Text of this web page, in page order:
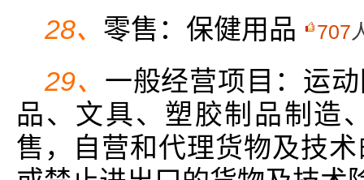
28、 零售：保健用品 707
29、 一般经营项目：运
品、文具、塑胶制品制造
售，自营和代理货物及技